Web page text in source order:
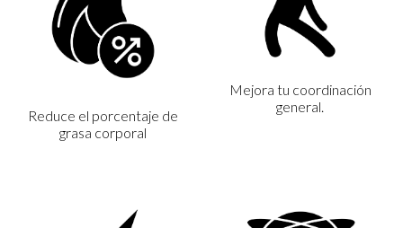
Reduce el porcentaje de
grasa corporal
Mejora tu coordinación
general.